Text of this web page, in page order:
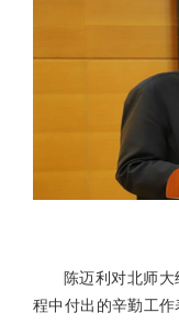
陈迈利对北师
程中付出的辛勤工